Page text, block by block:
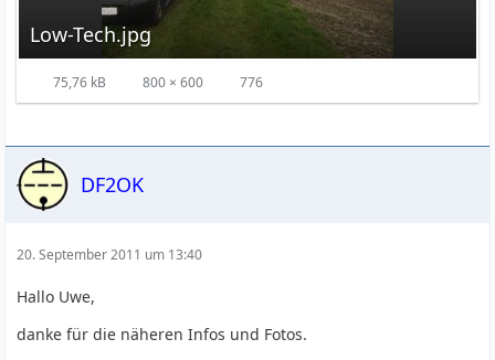
Low-Tech.jpg
75,76 kB 800 × 600 776
DF2OK
20. September 2011 um 13:40
Hallo Uwe,
danke für die näheren Infos und Fotos.